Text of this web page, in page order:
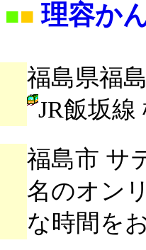
■■ 理容か
福島県福
JR飯坂線
福島市 サ
名のオン
な時間を